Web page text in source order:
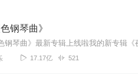
歌南海的新时代经典特质的爱国主
作曲家陈红照创作。
舰在南海巡航采风，也多次到湛
高县红西海小学校长，作曲家陈红
格，旋即创作歌词，谱写旋律，
色钢琴曲》
17.17亿 521